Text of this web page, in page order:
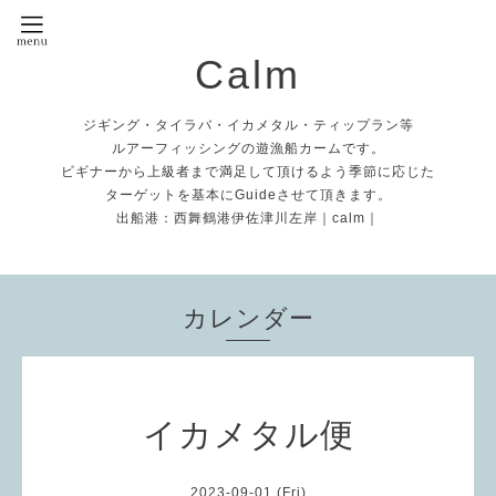
Calm
ジギング・タイラバ・イカメタル・ティップラン等
ルアーフィッシングの遊漁船カームです。
ビギナーから上級者まで満足して頂けるよう季節に応じた
ターゲットを基本にGuideさせて頂きます。
出船港：西舞鶴港伊佐津川左岸｜calm｜
カレンダー
イカメタル便
2023-09-01 (Fri)